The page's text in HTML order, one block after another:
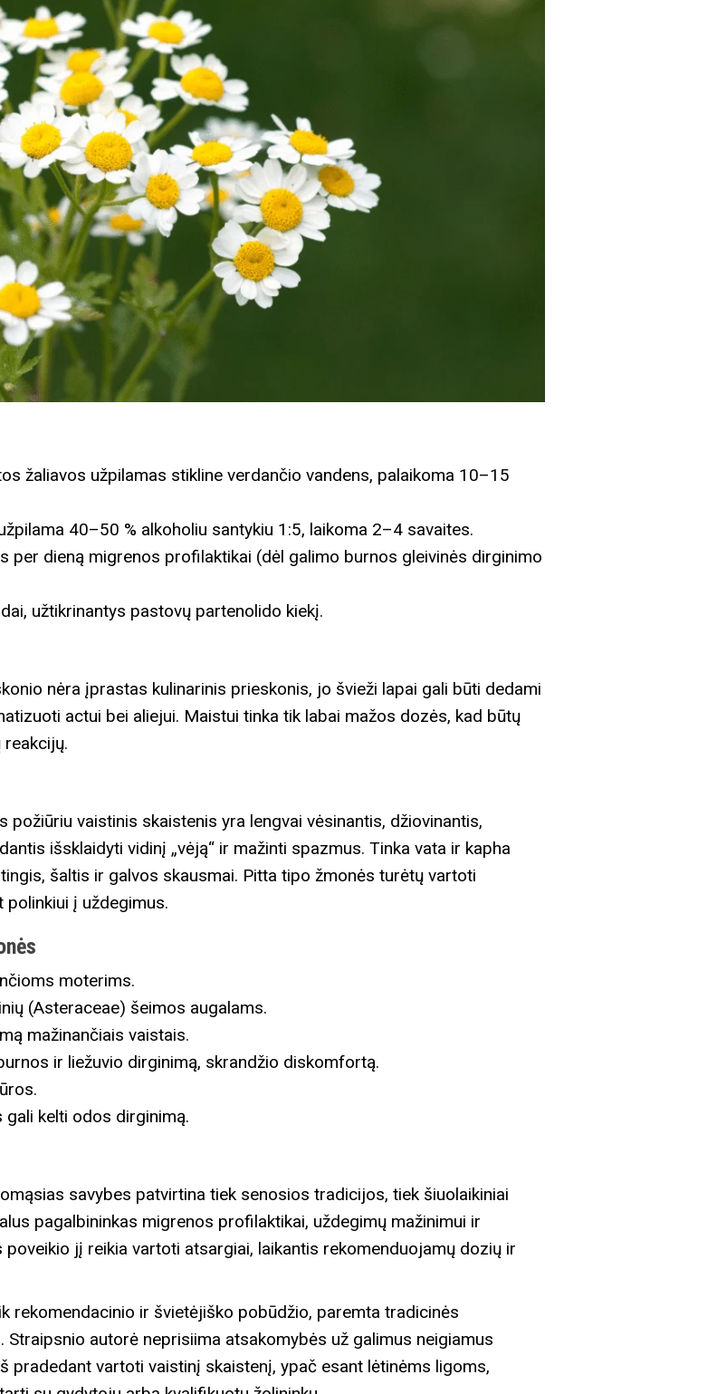
žaliavos užpilamas stikline verdančio vandens, palaikoma 10–15
40–50 % alkoholiu santykiu 1:5, laikoma 2–4 savaites.
per dieną migrenos profilaktikai (dėl galimo burnos gleivinės dirginimo
užtikrinantys pastovų partenolido kiekį.
nėra įprastas kulinarinis prieskonis, jo švieži lapai gali būti dedami
actui bei aliejui. Maistui tinka tik labai mažos dozės, kad būtų
vaistinis skaistenis yra lengvai vėsinantis, džiovinantis,
išsklaidyti vidinį „vėją“ ir mažinti spazmus. Tinka vata ir kapha
šaltis ir galvos skausmai. Pitta tipo žmonės turėtų vartoti
į uždegimus.
moterims.
(Asteraceae) šeimos augalams.
mažinančiais vaistais.
ir liežuvio dirginimą, skrandžio diskomfortą.
gali kelti odos dirginimą.
savybes patvirtina tiek senosios tradicijos, tiek šiuolaikiniai
pagalbininkas migrenos profilaktikai, uždegimų mažinimui ir
jį reikia vartoti atsargiai, laikantis rekomenduojamų dozių ir
rekomendacinio ir švietėjiško pobūdžio, paremta tradicinės
autorė neprisiima atsakomybės už galimus neigiamus
pradedant vartoti vaistinį skaistenį, ypač esant lėtinėms ligoms,